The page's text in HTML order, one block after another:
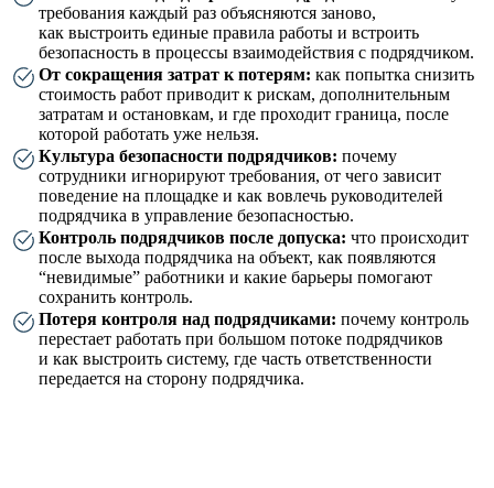
требования каждый раз объясняются заново,
как выстроить единые правила работы и встроить
безопасность в процессы взаимодействия с подрядчиком.
От сокращения затрат к потерям: как попытка снизить
стоимость работ приводит к рискам, дополнительным
затратам и остановкам, и где проходит граница, после
которой работать уже нельзя.
Культура безопасности подрядчиков: почему
сотрудники игнорируют требования, от чего зависит
поведение на площадке и как вовлечь руководителей
подрядчика в управление безопасностью.
Контроль подрядчиков после допуска: что происходит
после выхода подрядчика на объект, как появляются
“невидимые” работники и какие барьеры помогают
сохранить контроль.
Потеря контроля над подрядчиками: почему контроль
перестает работать при большом потоке подрядчиков
и как выстроить систему, где часть ответственности
передается на сторону подрядчика.